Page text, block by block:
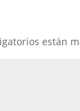
están